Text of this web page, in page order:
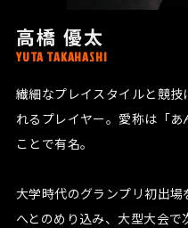
高橋 優太
YUTA TAKAHASHI
繊細なプレイスタイルと競
れるプレイヤー。愛称は「
ことで有名。
大学時代のグランプリ初出
へとのめり込み、大型大会